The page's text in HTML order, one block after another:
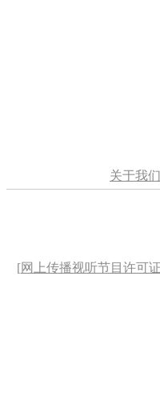
关于我们
[网上传播视听节目许可证